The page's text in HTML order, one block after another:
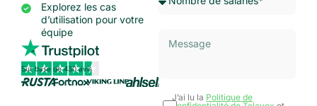
Explorez les cas
d’utilisation pour votre
équipe
Sur base de 430 avis
J’ai lu la Politique de